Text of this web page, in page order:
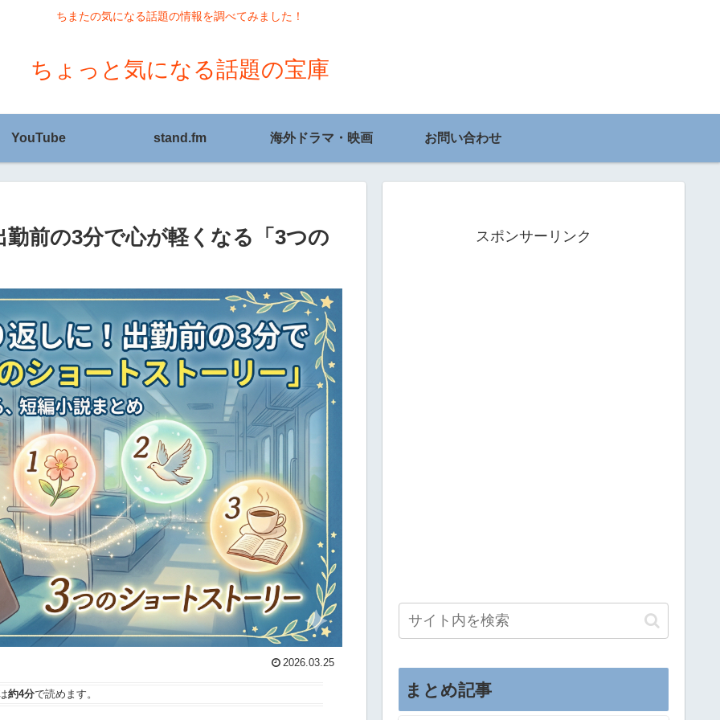
ちまたの気になる話題の情報を調べてみました！
ちょっと気になる話題の宝庫
YouTube stand.fm 海外ドラマ・映画 お問い合わせ
前の3分で心が軽くなる「3つの
2026.03.25
約4分で読めます。
スポンサーリンク
まとめ記事